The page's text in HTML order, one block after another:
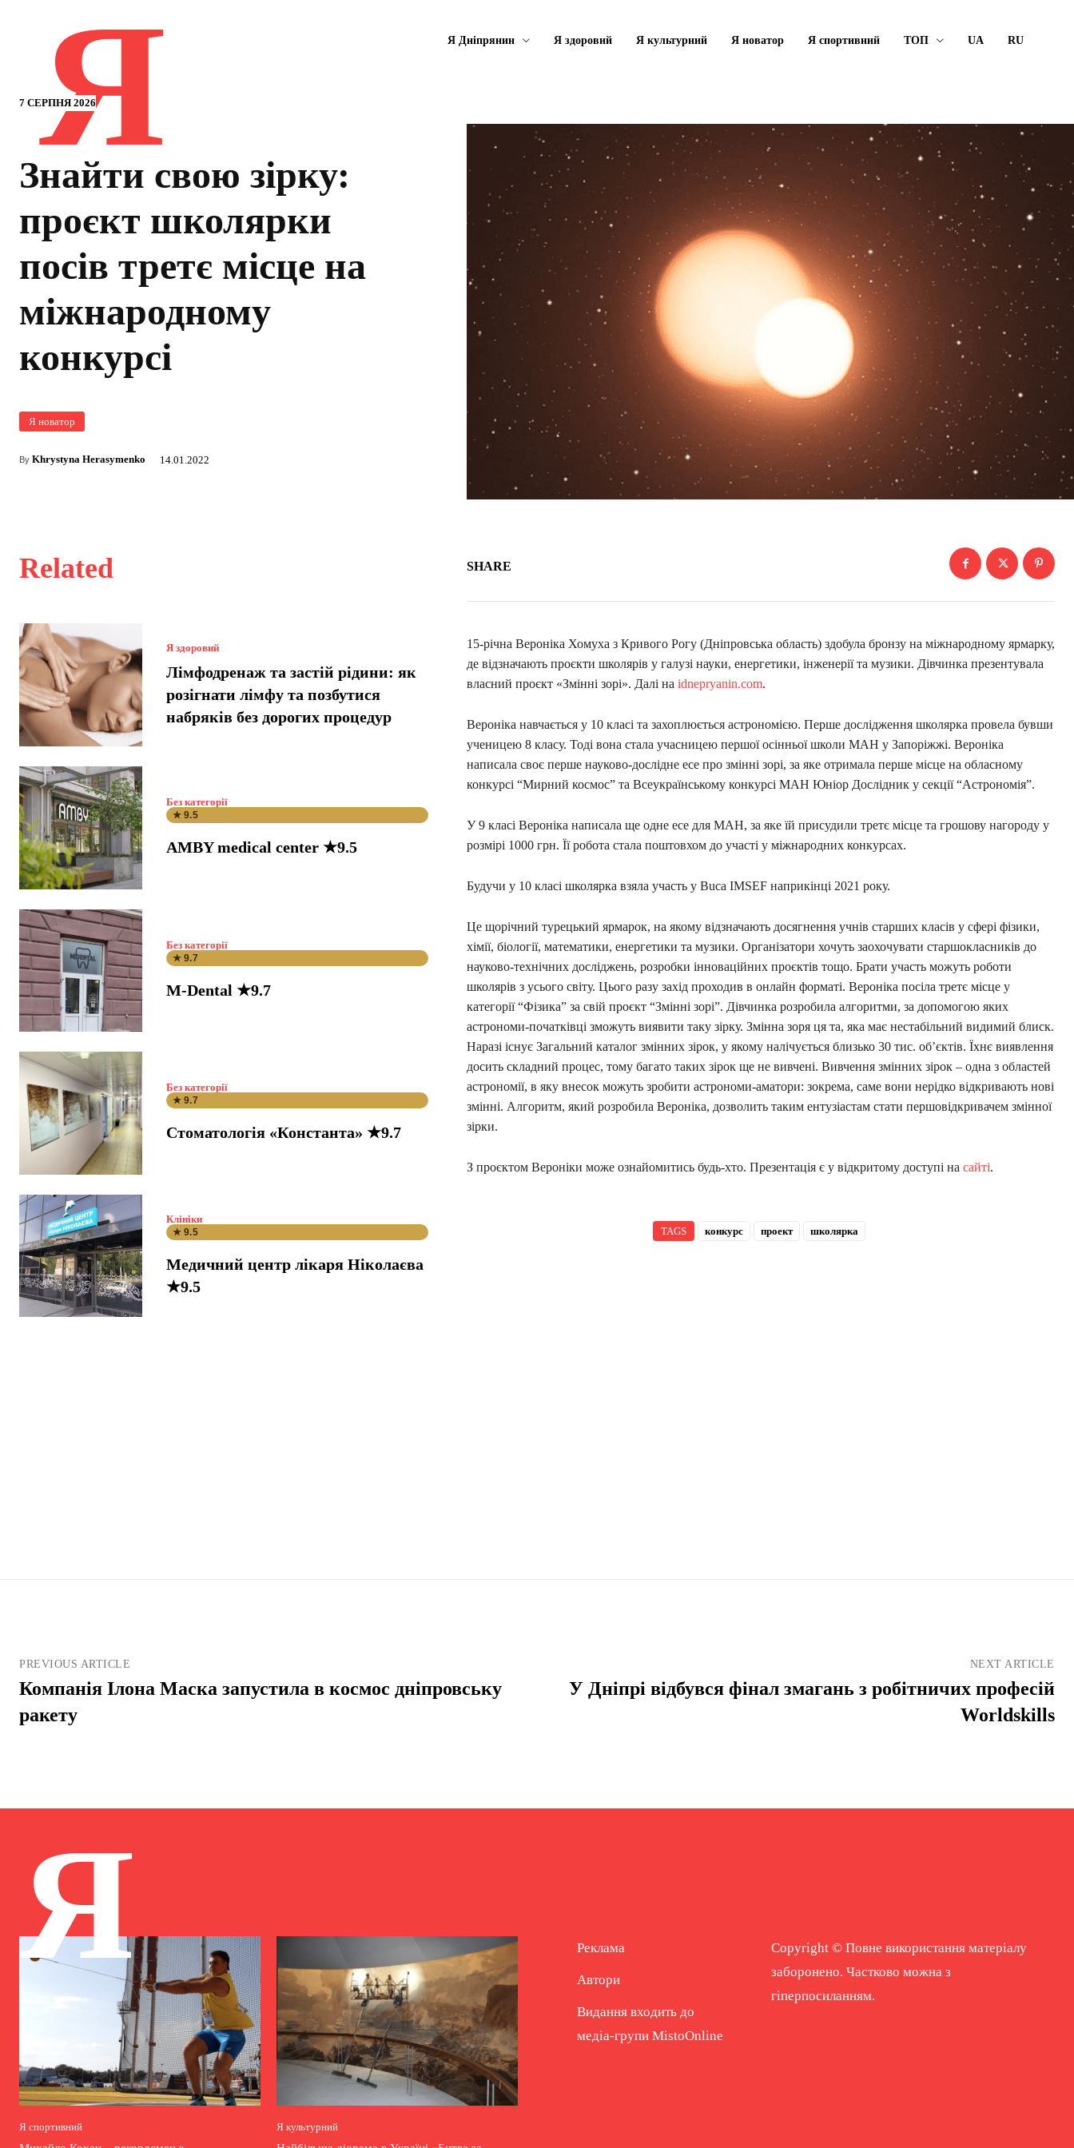
7 СЕРПНЯ 2026
Я Я Дніпрянин Я здоровий Я культурний Я новатор Я спортивний ТОП UA RU
Знайти свою зірку:
проєкт школярки
посів третє місце на
міжнародному
конкурсі
Я новатор
By Khrystyna Herasymenko 14.01.2022
Related
Я здоровий
Лімфодренаж та застій рідини: як
розігнати лімфу та позбутися
набряків без дорогих процедур
Без категорії
★ 9.5
AMBY medical center ★9.5
Без категорії
★ 9.7
M-Dental ★9.7
Без категорії
★ 9.7
Стоматологія «Константа» ★9.7
Клініки
★ 9.5
Медичний центр лікаря Ніколаєва
★9.5
SHARE
15-річна Вероніка Хомуха з Кривого Рогу (Дніпровська область) здобула бронзу на міжнародному ярмарку,
де відзначають проєкти школярів у галузі науки, енергетики, інженерії та музики. Дівчинка презентувала
власний проєкт «Змінні зорі». Далі на idnepryanin.com.
Вероніка навчається у 10 класі та захоплюється астрономією. Перше дослідження школярка провела бувши
ученицею 8 класу. Тоді вона стала учасницею першої осінньої школи МАН у Запоріжжі. Вероніка
написала своє перше науково-дослідне есе про змінні зорі, за яке отримала перше місце на обласному
конкурсі “Мирний космос” та Всеукраїнському конкурсі МАН Юніор Дослідник у секції “Астрономія”.
У 9 класі Вероніка написала ще одне есе для МАН, за яке їй присудили третє місце та грошову нагороду у
розмірі 1000 грн. Її робота стала поштовхом до участі у міжнародних конкурсах.
Будучи у 10 класі школярка взяла участь у Buca IMSEF наприкінці 2021 року.
Це щорічний турецький ярмарок, на якому відзначають досягнення учнів старших класів у сфері фізики,
хімії, біології, математики, енергетики та музики. Організатори хочуть заохочувати старшокласників до
науково-технічних досліджень, розробки інноваційних проєктів тощо. Брати участь можуть роботи
школярів з усього світу. Цього разу захід проходив в онлайн форматі. Вероніка посіла третє місце у
категорії “Фізика” за свій проєкт “Змінні зорі”. Дівчинка розробила алгоритми, за допомогою яких
астрономи-початківці зможуть виявити таку зірку. Змінна зоря ця та, яка має нестабільний видимий блиск.
Наразі існує Загальний каталог змінних зірок, у якому налічується близько 30 тис. об’єктів. Їхнє виявлення
досить складний процес, тому багато таких зірок ще не вивчені. Вивчення змінних зірок – одна з областей
астрономії, в яку внесок можуть зробити астрономи-аматори: зокрема, саме вони нерідко відкривають нові
змінні. Алгоритм, який розробила Вероніка, дозволить таким ентузіастам стати першовідкривачем змінної
зірки.
З проєктом Вероніки може ознайомитись будь-хто. Презентація є у відкритому доступі на сайті.
TAGS конкурс проект школярка
PREVIOUS ARTICLE
Компанія Ілона Маска запустила в космос дніпровську
ракету
NEXT ARTICLE
У Дніпрі відбувся фінал змагань з робітничих професій
Worldskills
Я
Я спортивний Я культурний
Реклама
Автори
Видання входить до
медіа-групи MistoOnline
Copyright © Повне використання матеріалу
заборонено. Частково можна з
гіперпосиланням.